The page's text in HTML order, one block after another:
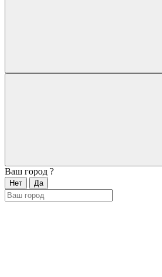
Ваш город ?
Нет Да